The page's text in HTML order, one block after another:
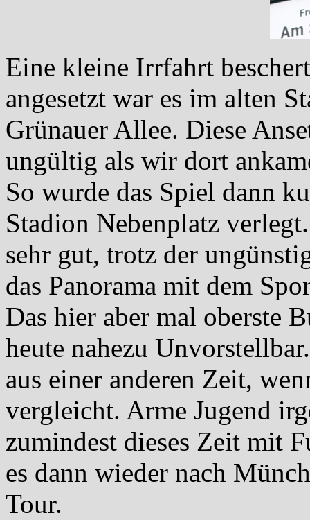
Eine kleine Irrfahrt
angesetzt war es im alten
Grünauer Allee. Diese
ungültig als wir dort
So wurde das Spiel dann
Stadion Nebenplatz
sehr gut, trotz der
das Panorama mit dem
Das hier aber mal oberste
heute nahezu
aus einer anderen Zeit,
vergleicht. Arme Jugend
zumindest dieses Zeit mit
es dann wieder nach
Tour.